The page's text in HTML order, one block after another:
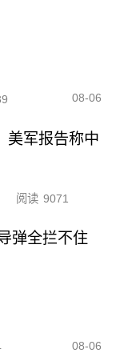
08-06
美军报告称中
阅读 9071
弹全拦不住
08-06